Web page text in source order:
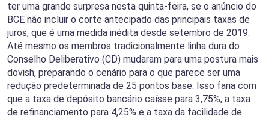
ter uma grande surpresa nesta quinta-feira, se o anúncio do
BCE não incluir o corte antecipado das principais taxas de
juros, que é uma medida inédita desde setembro de 2019.
Até mesmo os membros tradicionalmente linha dura do
Conselho Deliberativo (CD) mudaram para uma postura mais
dovish, preparando o cenário para o que parece ser uma
redução predeterminada de 25 pontos base. Isso faria com
que a taxa de depósito bancário caísse para 3,75%, a taxa
de refinanciamento para 4,25% e a taxa da facilidade de